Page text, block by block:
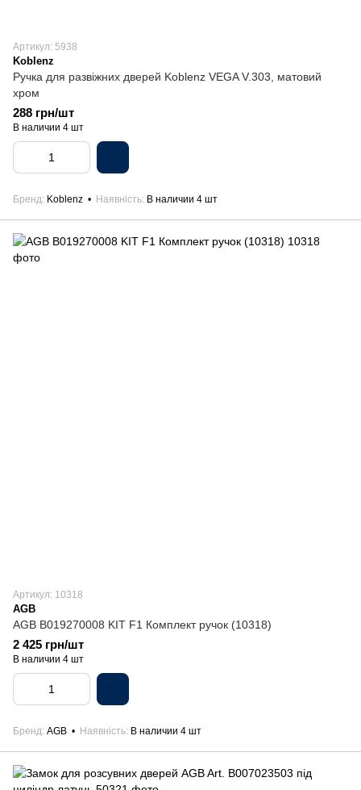
Артикул: 5938
Koblenz
Ручка для развіжних дверей Koblenz VEGA V.303, матовий
хром
288 грн/шт
В наличии 4 шт
Бренд Koblenz Наявність В наличии 4 шт
Артикул: 10318
AGB
AGB B019270008 KIT F1 Комплект ручок (10318)
2 425 грн/шт
В наличии 4 шт
Бренд AGB Наявність В наличии 4 шт